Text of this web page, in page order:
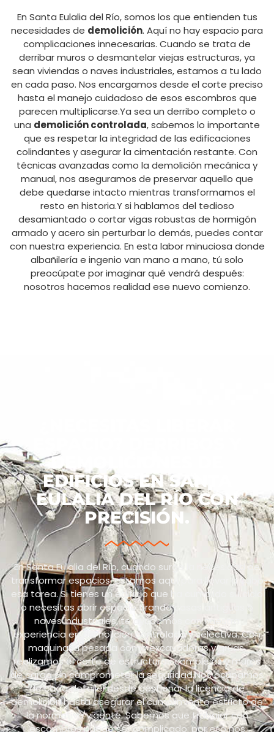
En Santa Eulalia del Río, somos los que entienden tus
necesidades de demolición. Aquí no hay espacio para
complicaciones innecesarias. Cuando se trata de
derribar muros o desmantelar viejas estructuras, ya
sean viviendas o naves industriales, estamos a tu lado
en cada paso. Nos encargamos desde el corte preciso
hasta el manejo cuidadoso de esos escombros que
parecen multiplicarse.Ya sea un derribo completo o
una demolición controlada, sabemos lo importante
que es respetar la integridad de las edificaciones
colindantes y asegurar la cimentación restante. Con
técnicas avanzadas como la demolición mecánica y
manual, nos aseguramos de preservar aquello que
debe quedarse intacto mientras transformamos el
resto en historia.Y si hablamos del tedioso
desamiantado o cortar vigas robustas de hormigón
armado y acero sin perturbar lo demás, puedes contar
con nuestra experiencia. En esta labor minuciosa donde
albañilería e ingenio van mano a mano, tú solo
preocúpate por imaginar qué vendrá después:
nosotros hacemos realidad ese nuevo comienzo.
DEMOLICIONES DE
EDIFICIOS EN SANTA
EULALIA DEL RÍO CON
PRECISIÓN.
En Santa Eulalia del Río, cuando surge la necesidad de
transformar espacios, estamos aquí para llevar a cabo
esa tarea. Si tienes un edificio que ha cumplido su ciclo
o necesitas abrir espacio tirando casas antiguas o
naves industriales, te ayudamos con nuestra
experiencia en demolición controlada y selectiva. Con
maquinaria pesada como excavadoras y grúas,
realizamos el corte de estructuras complejas y muros
de carga sin comprometer la seguridad.Nos ocupamos
de cada detalle: desde gestionar la licencia de
demolición hasta asegurar el cumplimiento estricto de
la normativa vigente. Sabemos que trabajar con
escombros puede ser complicado: por eso nos